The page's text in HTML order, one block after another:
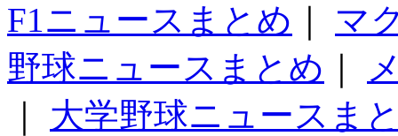
F1ニュースまとめ
マ
野球ニュースまとめ
大学野球ニュースま